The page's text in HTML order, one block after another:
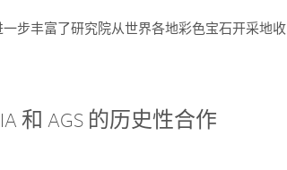
步丰富了研究院从世界各地彩色宝石开采地收
和 AGS 的历史性合作